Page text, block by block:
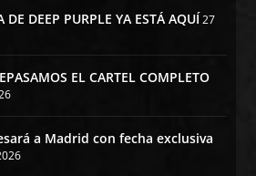
DE DEEP PURPLE YA ESTÁ AQUÍ27
EL CARTEL COMPLETO
a Madrid con fecha exclusiva